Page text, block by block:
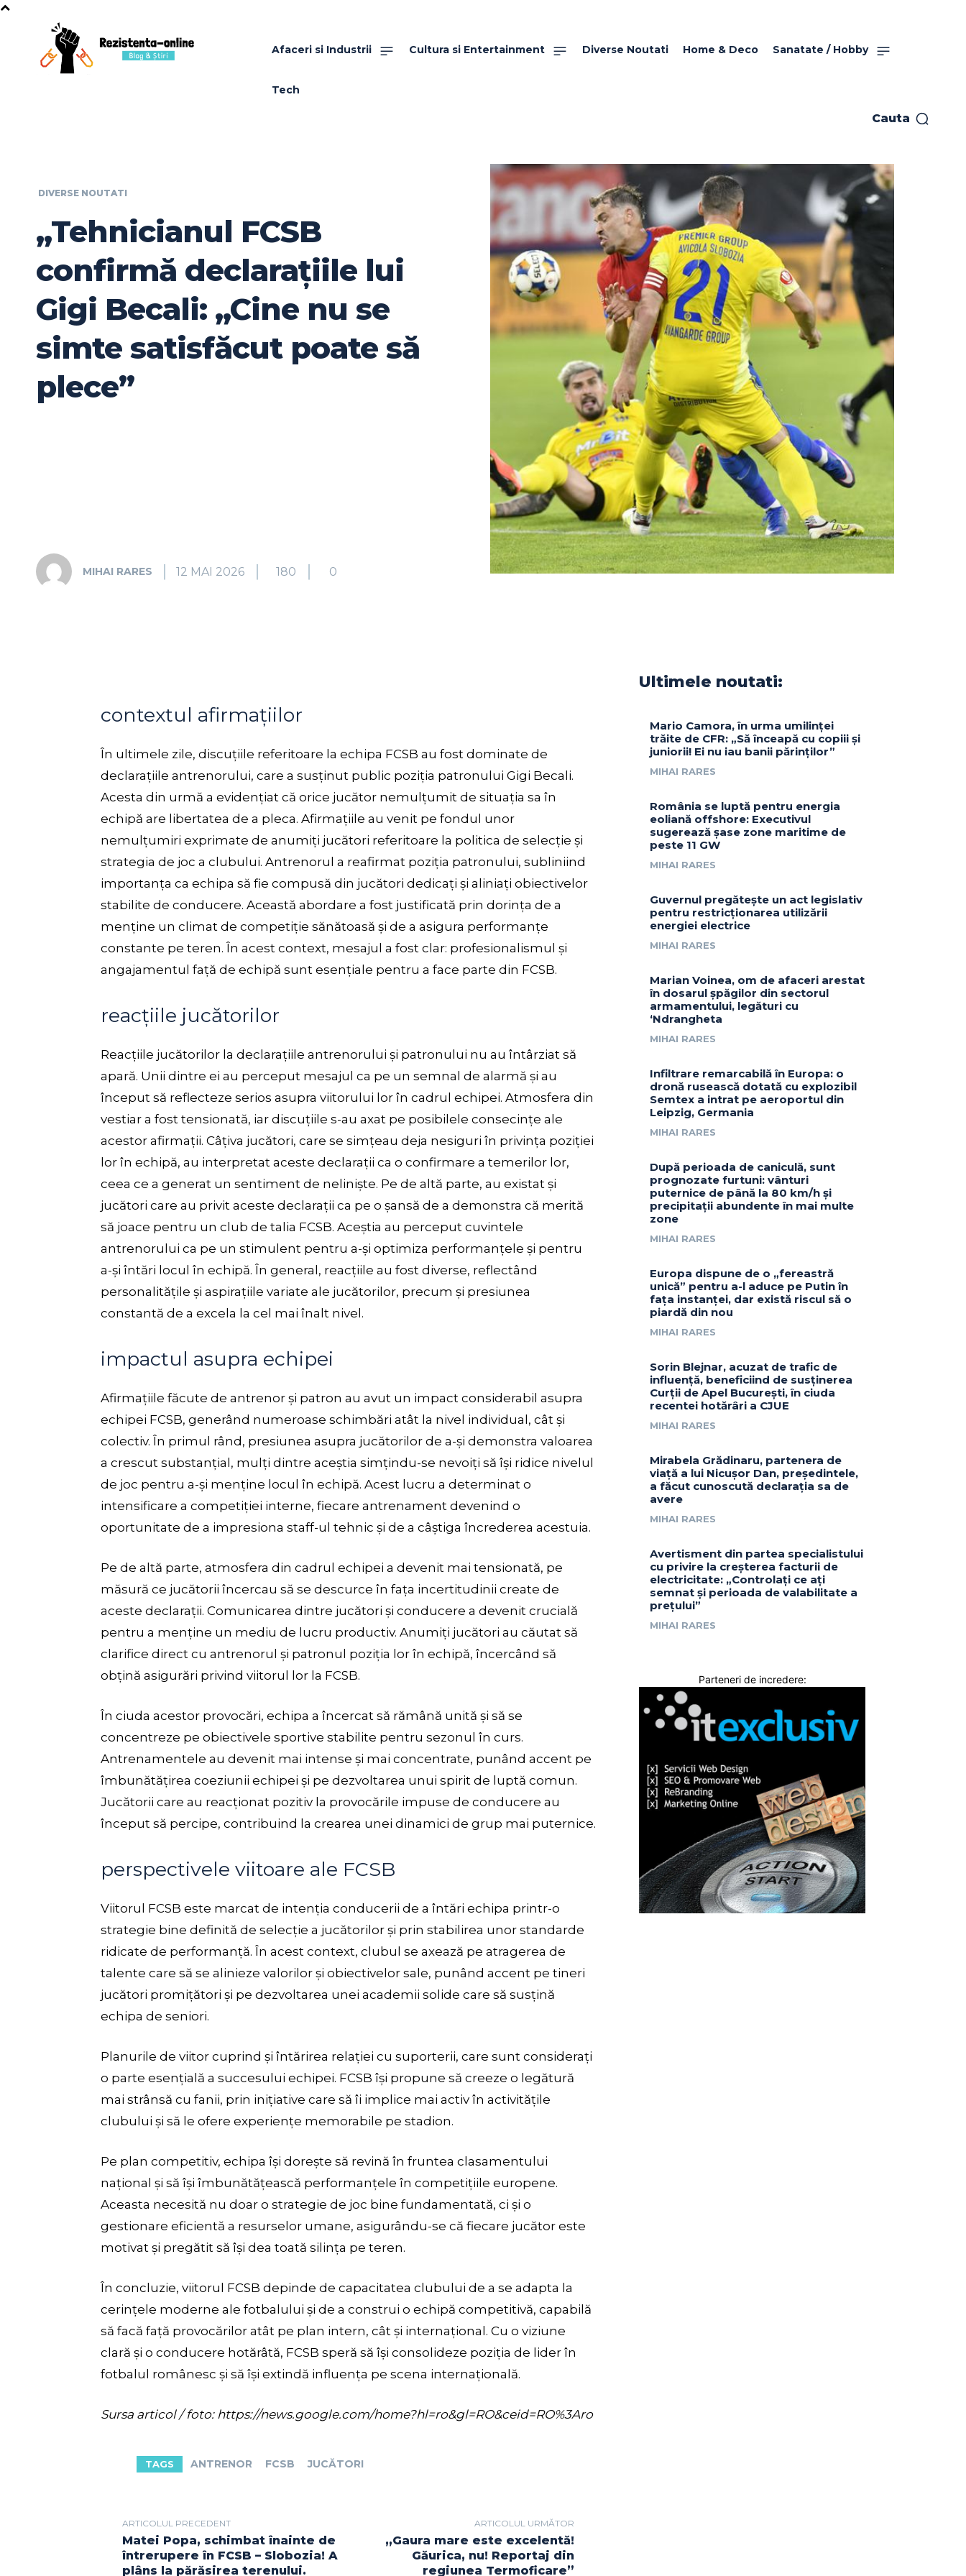
Afaceri si Industrii Cultura si Entertainment Diverse Noutati Home & Deco Sanatate / Hobby
Tech
Cauta
DIVERSE NOUTATI
„Tehnicianul FCSB
confirmă declarațiile lui
Gigi Becali: „Cine nu se
simte satisfăcut poate să
plece”
MIHAI RARES 12 MAI 2026 180 0
contextul afirmațiilor
În ultimele zile, discuțiile referitoare la echipa FCSB au fost dominate de
declarațiile antrenorului, care a susținut public poziția patronului Gigi Becali.
Acesta din urmă a evidențiat că orice jucător nemulțumit de situația sa în
echipă are libertatea de a pleca. Afirmațiile au venit pe fondul unor
nemulțumiri exprimate de anumiți jucători referitoare la politica de selecție și
strategia de joc a clubului. Antrenorul a reafirmat poziția patronului, subliniind
importanța ca echipa să fie compusă din jucători dedicați și aliniați obiectivelor
stabilite de conducere. Această abordare a fost justificată prin dorința de a
menține un climat de competiție sănătoasă și de a asigura performanțe
constante pe teren. În acest context, mesajul a fost clar: profesionalismul și
angajamentul față de echipă sunt esențiale pentru a face parte din FCSB.
reacțiile jucătorilor
Reacțiile jucătorilor la declarațiile antrenorului și patronului nu au întârziat să
apară. Unii dintre ei au perceput mesajul ca pe un semnal de alarmă și au
început să reflecteze serios asupra viitorului lor în cadrul echipei. Atmosfera din
vestiar a fost tensionată, iar discuțiile s-au axat pe posibilele consecințe ale
acestor afirmații. Câțiva jucători, care se simțeau deja nesiguri în privința poziției
lor în echipă, au interpretat aceste declarații ca o confirmare a temerilor lor,
ceea ce a generat un sentiment de neliniște. Pe de altă parte, au existat și
jucători care au privit aceste declarații ca pe o șansă de a demonstra că merită
să joace pentru un club de talia FCSB. Aceștia au perceput cuvintele
antrenorului ca pe un stimulent pentru a-și optimiza performanțele și pentru
a-și întări locul în echipă. În general, reacțiile au fost diverse, reflectând
personalitățile și aspirațiile variate ale jucătorilor, precum și presiunea
constantă de a excela la cel mai înalt nivel.
impactul asupra echipei
Afirmațiile făcute de antrenor și patron au avut un impact considerabil asupra
echipei FCSB, generând numeroase schimbări atât la nivel individual, cât și
colectiv. În primul rând, presiunea asupra jucătorilor de a-și demonstra valoarea
a crescut substanțial, mulți dintre aceștia simțindu-se nevoiți să își ridice nivelul
de joc pentru a-și menține locul în echipă. Acest lucru a determinat o
intensificare a competiției interne, fiecare antrenament devenind o
oportunitate de a impresiona staff-ul tehnic și de a câștiga încrederea acestuia.
Pe de altă parte, atmosfera din cadrul echipei a devenit mai tensionată, pe
măsură ce jucătorii încercau să se descurce în fața incertitudinii create de
aceste declarații. Comunicarea dintre jucători și conducere a devenit crucială
pentru a menține un mediu de lucru productiv. Anumiți jucători au căutat să
clarifice direct cu antrenorul și patronul poziția lor în echipă, încercând să
obțină asigurări privind viitorul lor la FCSB.
În ciuda acestor provocări, echipa a încercat să rămână unită și să se
concentreze pe obiectivele sportive stabilite pentru sezonul în curs.
Antrenamentele au devenit mai intense și mai concentrate, punând accent pe
îmbunătățirea coeziunii echipei și pe dezvoltarea unui spirit de luptă comun.
Jucătorii care au reacționat pozitiv la provocările impuse de conducere au
început să percipe, contribuind la crearea unei dinamici de grup mai puternice.
perspectivele viitoare ale FCSB
Viitorul FCSB este marcat de intenția conducerii de a întări echipa printr-o
strategie bine definită de selecție a jucătorilor și prin stabilirea unor standarde
ridicate de performanță. În acest context, clubul se axează pe atragerea de
talente care să se alinieze valorilor și obiectivelor sale, punând accent pe tineri
jucători promițători și pe dezvoltarea unei academii solide care să susțină
echipa de seniori.
Planurile de viitor cuprind și întărirea relației cu suporterii, care sunt considerați
o parte esențială a succesului echipei. FCSB își propune să creeze o legătură
mai strânsă cu fanii, prin inițiative care să îi implice mai activ în activitățile
clubului și să le ofere experiențe memorabile pe stadion.
Pe plan competitiv, echipa își dorește să revină în fruntea clasamentului
național și să își îmbunătățească performanțele în competițiile europene.
Aceasta necesită nu doar o strategie de joc bine fundamentată, ci și o
gestionare eficientă a resurselor umane, asigurându-se că fiecare jucător este
motivat și pregătit să își dea toată silința pe teren.
În concluzie, viitorul FCSB depinde de capacitatea clubului de a se adapta la
cerințele moderne ale fotbalului și de a construi o echipă competitivă, capabilă
să facă față provocărilor atât pe plan intern, cât și internațional. Cu o viziune
clară și o conducere hotărâtă, FCSB speră să își consolideze poziția de lider în
fotbalul românesc și să își extindă influența pe scena internațională.
Sursa articol / foto: https://news.google.com/home?hl=ro&gl=RO&ceid=RO%3Aro
TAGS ANTRENOR FCSB JUCĂTORI
ARTICOLUL PRECEDENT
Matei Popa, schimbat înainte de
întrerupere în FCSB – Slobozia! A
plâns la părăsirea terenului.
ARTICOLUL URMĂTOR
„Gaura mare este excelentă!
Găurica, nu! Reportaj din
regiunea Termoficare”
Ultimele noutati:
Mario Camora, în urma umilinței
trăite de CFR: „Să înceapă cu copiii și
juniorii! Ei nu iau banii părinților”
MIHAI RARES
România se luptă pentru energia
eoliană offshore: Executivul
sugerează șase zone maritime de
peste 11 GW
MIHAI RARES
Guvernul pregătește un act legislativ
pentru restricționarea utilizării
energiei electrice
MIHAI RARES
Marian Voinea, om de afaceri arestat
în dosarul șpăgilor din sectorul
armamentului, legături cu
‘Ndrangheta
MIHAI RARES
Infiltrare remarcabilă în Europa: o
dronă rusească dotată cu explozibil
Semtex a intrat pe aeroportul din
Leipzig, Germania
MIHAI RARES
După perioada de caniculă, sunt
prognozate furtuni: vânturi
puternice de până la 80 km/h și
precipitații abundente în mai multe
zone
MIHAI RARES
Europa dispune de o „fereastră
unică” pentru a-l aduce pe Putin în
fața instanței, dar există riscul să o
piardă din nou
MIHAI RARES
Sorin Blejnar, acuzat de trafic de
influență, beneficiind de susținerea
Curții de Apel București, în ciuda
recentei hotărâri a CJUE
MIHAI RARES
Mirabela Grădinaru, partenera de
viață a lui Nicușor Dan, președintele,
a făcut cunoscută declarația sa de
avere
MIHAI RARES
Avertisment din partea specialistului
cu privire la creșterea facturii de
electricitate: „Controlați ce ați
semnat și perioada de valabilitate a
prețului”
MIHAI RARES
Parteneri de incredere: